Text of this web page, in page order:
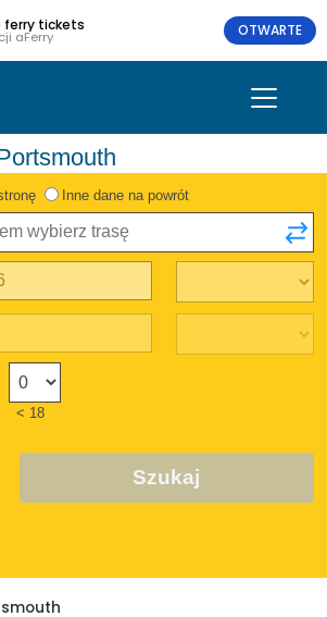
ferry tickets
aFerry OTWARTE
Inne dane na powrót
< 18
Szukaj